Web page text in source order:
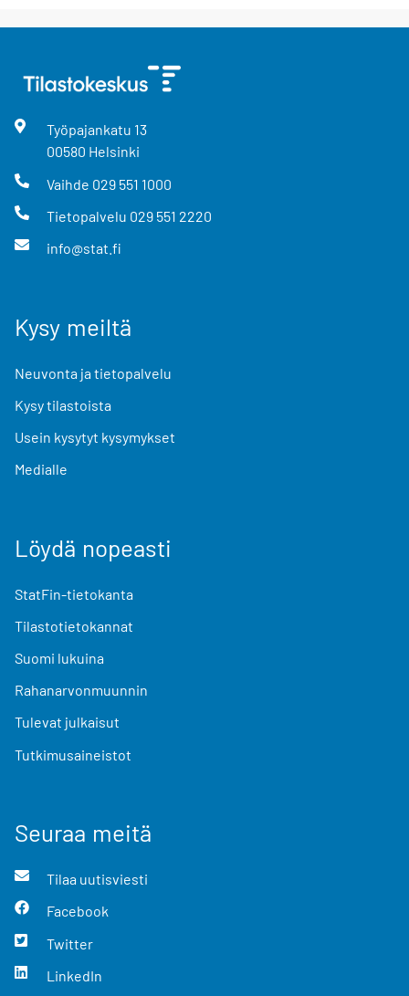
Työpajankatu 13
00580 Helsinki
Vaihde 029 551 1000
Tietopalvelu 029 551 2220
info@stat.fi
Kysy meiltä
Neuvonta ja tietopalvelu
Kysy tilastoista
Usein kysytyt kysymykset
Medialle
Löydä nopeasti
StatFin-tietokanta
Tilastotietokannat
Suomi lukuina
Rahanarvonmuunnin
Tulevat julkaisut
Tutkimusaineistot
Seuraa meitä
Tilaa uutisviesti
Facebook
Twitter
LinkedIn